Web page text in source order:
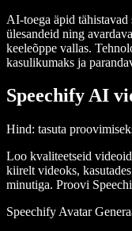
AI-toega äpid tähistavad
ülesandeid ning
keeleõppe vallas.
kasulikumaks ja
Speechify AI
Hind: tasuta
Loo kvaliteetseid
kiirelt videoks,
minutiga. Proovi
Speechify Avatar